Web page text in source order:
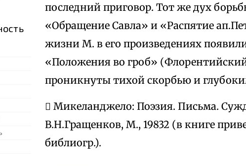
последний приговор. Тот же дух
«Обращение Савла» и «Распятие
жизни М. в его произведениях
«Положения во гроб»
проникнуты тихой скорбью и
 Микеланджело: Поэзия. Письма.
В.Н.Гращенков, М., 19832 (в книге
библиогр.).